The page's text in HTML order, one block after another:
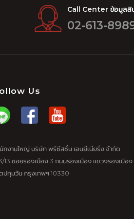
Call Center ข้อมูลสิ
02-613-
Us
กงานใหญ่ บริษัท พรีซีสชั่น เอนยีเนียริ่ง จำกัด
13 ซอยรองเมือง 3 ถนนรองเมือง แขวงรองเมือง
ปทุมวัน กรุงเทพฯ 10330